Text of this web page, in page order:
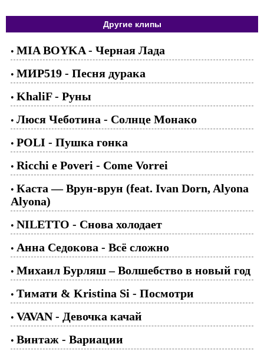
Другие клипы
• MIA BOYKA - Черная Лада
• МИР519 - Песня дурака
• KhaliF - Руны
• Люся Чеботина - Солнце Монако
• POLI - Пушка гонка
• Ricchi e Poveri - Come Vorrei
• Каста — Врун-врун (feat. Ivan Dorn, Alyona
Alyona)
• NILETTO - Снова холодает
• Анна Седокова - Всё сложно
• Михаил Бурляш – Волшебство в новый год
• Тимати & Kristina Si - Посмотри
• VAVAN - Девочка качай
• Винтаж - Вариации